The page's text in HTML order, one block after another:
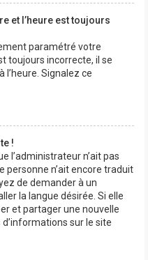
et l’heure est toujours
paramétré votre
toujours incorrecte, il se
l’heure. Signalez ce
!
l’administrateur n’ait pas
personne n’ait encore traduit
de demander à un
la langue désirée. Si elle
et partager une nouvelle
sur le site